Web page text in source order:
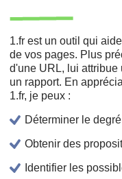
1.fr est un outil qui
de vos pages. Plus
d'une URL, lui
un rapport. En
1.fr, je peux :
Déterminer le
Obtenir des
Identifier les